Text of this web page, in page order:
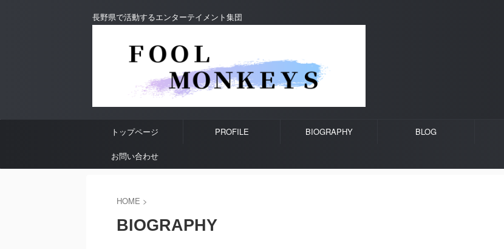
長野県で活動するエンターテイメント集団
トップページ PROFILE BIOGRAPHY BLOG
お問い合わせ
HOME >
BIOGRAPHY